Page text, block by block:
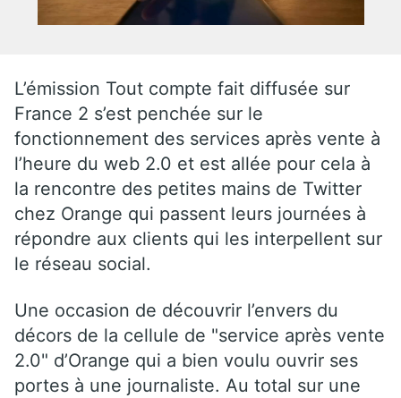
L’émission Tout compte fait diffusée sur
France 2 s’est penchée sur le
fonctionnement des services après vente à
l’heure du web 2.0 et est allée pour cela à
la rencontre des petites mains de Twitter
chez Orange qui passent leurs journées à
répondre aux clients qui les interpellent sur
le réseau social.
Une occasion de découvrir l’envers du
décors de la cellule de "service après vente
2.0" d’Orange qui a bien voulu ouvrir ses
portes à une journaliste. Au total sur une